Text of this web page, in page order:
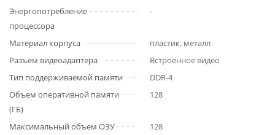
Энергопотребление
процессора
-
Материал корпуса
пластик, металл
Разъем видеоадаптера
Встроенное видео
Тип поддерживаемой памяти
DDR-4
Объем оперативной памяти
(ГБ)
128
Максимальный объем ОЗУ
128